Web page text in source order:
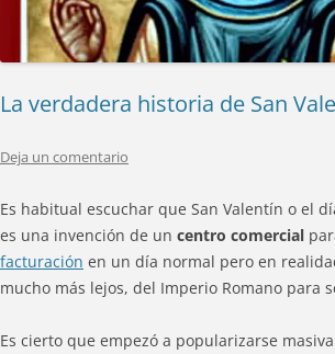
La verdadera historia de San
Deja un comentario
Es habitual escuchar que San Valentín o el
es una invención de un centro comercial
facturación en un día normal pero en
mucho más lejos, del Imperio Romano para
Es cierto que empezó a popularizarse